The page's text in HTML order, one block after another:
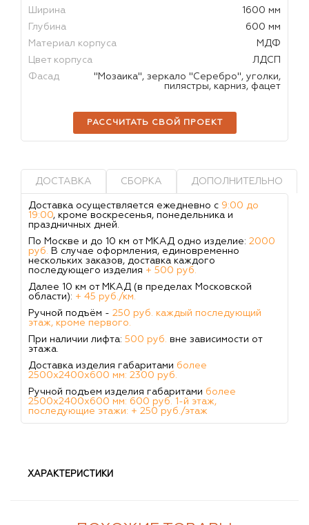
Ширина
1600 мм
Глубина
600 мм
Материал корпуса
МДФ
Цвет корпуса
ЛДСП
Фасад
"Мозаика", зеркало "Серебро", уголки,
пилястры, карниз, фацет
РАССЧИТАТЬ СВОЙ ПРОЕКТ
ДОСТАВКА СБОРКА ДОПОЛНИТЕЛЬНО
Доставка осуществляется ежедневно с 9:00 до
19:00, кроме воскресенья, понедельника и
праздничных дней.
По Москве и до 10 км от МКАД одно изделие: 2000
руб.
В случае оформления, единовременно
нескольких заказов, доставка каждого
последующего изделия + 500 руб.
Далее 10 км от МКАД (в пределах Московской
области): + 45 руб./км.
Ручной подъём - 250 руб. каждый последующий
этаж, кроме первого.
При наличии лифта: 500 руб. вне зависимости от
этажа.
Доставка изделия габаритами более
2500х2400х600 мм: 2300 руб.
Ручной подъем изделия габаритами более
2500х2400х600 мм: 600 руб. 1-й этаж,
последующие этажи: + 250 руб./этаж
ХАРАКТЕРИСТИКИ